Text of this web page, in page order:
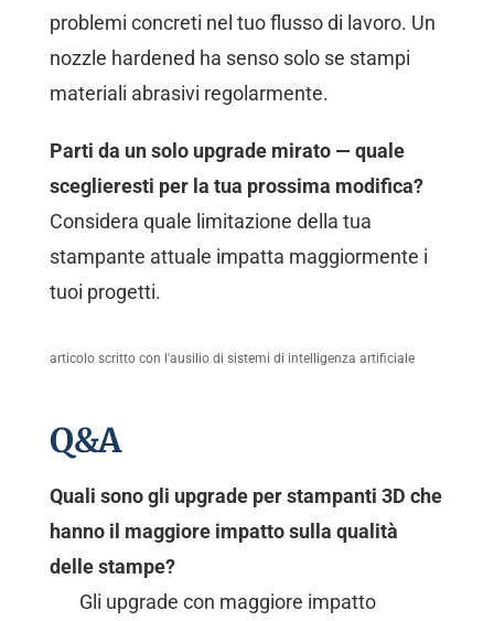
problemi concreti nel tuo flusso di lavoro. Un
nozzle hardened ha senso solo se stampi
materiali abrasivi regolarmente.
Parti da un solo upgrade mirato — quale
sceglieresti per la tua prossima modifica?
Considera quale limitazione della tua
stampante attuale impatta maggiormente i
tuoi progetti.
articolo scritto con l'ausilio di sistemi di intelligenza artificiale
Q&A
Quali sono gli upgrade per stampanti 3D che
hanno il maggiore impatto sulla qualità
delle stampe?
Gli upgrade con maggiore impatto